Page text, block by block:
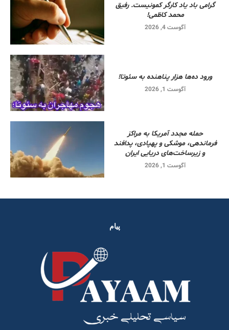
گرامی باد یاد کارگر کمونیست. رفیق
محمد کاظمی!
آگوست 4, 2026
ورود ده‌ها هزار پناهنده به سئوتا!
آگوست 1, 2026
حمله مجدد آمریکا به مراکز
فرماندهی، موشکی و پهپادی، پدافند
و زیرساخت‌های دریایی ایران
آگوست 1, 2026
پیام